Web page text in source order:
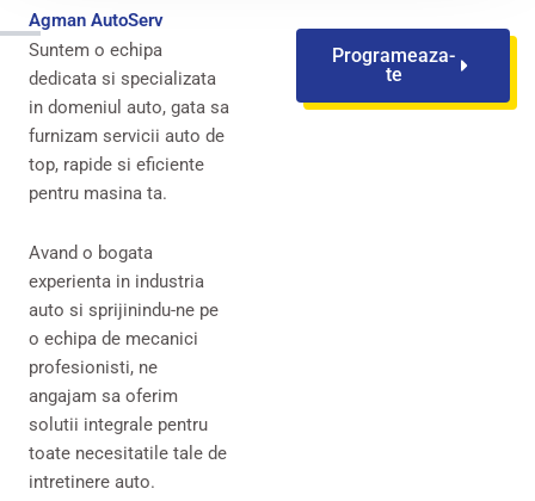
Agman AutoServ
Suntem o echipa
dedicata si specializata
in domeniul auto, gata sa
furnizam servicii auto de
top, rapide si eficiente
pentru masina ta.
Avand o bogata
experienta in industria
auto si sprijinindu-ne pe
o echipa de mecanici
profesionisti, ne
angajam sa oferim
solutii integrale pentru
toate necesitatile tale de
intretinere auto.
Programeaza-
te